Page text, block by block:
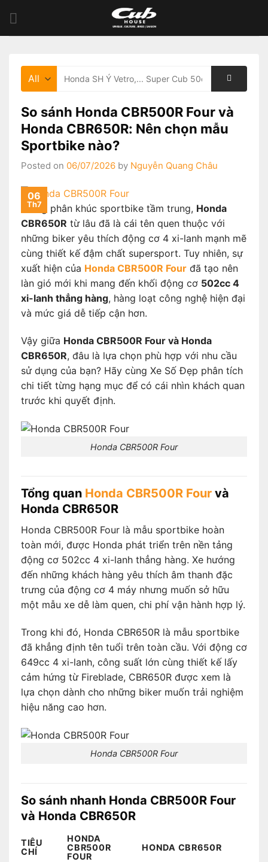
content
So sánh Honda CBR500R Four và
Honda CBR650R: Nên chọn mẫu
Sportbike nào?
Posted on 06/07/2026 by Nguyễn Quang Châu
06
Th7
Trong phân khúc sportbike tầm trung, Honda
CBR650R từ lâu đã là cái tên quen thuộc với
những biker yêu thích động cơ 4 xi-lanh mạnh mẽ
cùng thiết kế đậm chất supersport. Tuy nhiên, sự
xuất hiện của Honda CBR500R Four đã tạo nên
làn gió mới khi mang đến khối động cơ 502cc 4
xi-lanh thẳng hàng, hàng loạt công nghệ hiện đại
và mức giá dễ tiếp cận hơn.
Vậy giữa Honda CBR500R Four và Honda
CBR650R, đâu là lựa chọn phù hợp với nhu cầu
sử dụng của bạn? Hãy cùng Xe Số Đẹp phân tích
chi tiết từng hạng mục để có cái nhìn khách quan
trước khi quyết định.
Honda CBR500R Four
Tổng quan Honda CBR500R Four và
Honda CBR650R
Honda CBR500R Four là mẫu sportbike hoàn
toàn mới, được Honda phát triển trên nền tảng
động cơ 502cc 4 xi-lanh thẳng hàng. Xe hướng
đến những khách hàng yêu thích âm thanh đặc
trưng của động cơ 4 máy nhưng muốn sở hữu
một mẫu xe dễ làm quen, chi phí vận hành hợp lý.
Trong khi đó, Honda CBR650R là mẫu sportbike
đã khẳng định tên tuổi trên toàn cầu. Với động cơ
649cc 4 xi-lanh, công suất lớn cùng thiết kế lấy
cảm hứng từ Fireblade, CBR650R được xem là
lựa chọn dành cho những biker muốn trải nghiệm
hiệu năng cao hơn.
Honda CBR500R Four
So sánh nhanh Honda CBR500R Four
và Honda CBR650R
TIÊU
CHÍ
HONDA
CBR500R
FOUR
HONDA CBR650R